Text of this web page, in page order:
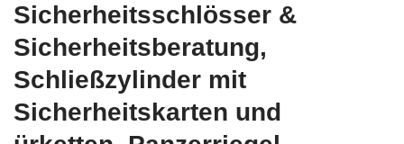
Sicherheitsschlösser &
Sicherheitsberatung,
Schließzylinder mit
Sicherheitskarten und